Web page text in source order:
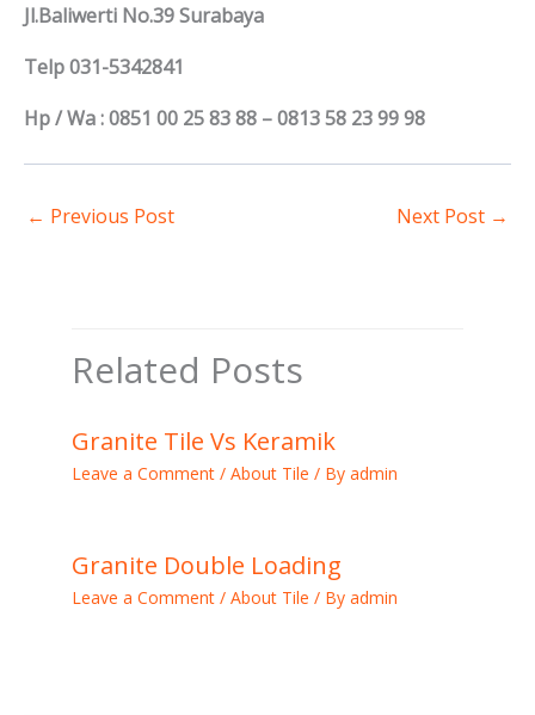
Jl.Baliwerti No.39 Surabaya
Telp 031-5342841
Hp / Wa : 0851 00 25 83 88 – 0813 58 23 99 98
← Previous Post Next Post →
Related Posts
Granite Tile Vs Keramik
Leave a Comment / About Tile / By admin
Granite Double Loading
Leave a Comment / About Tile / By admin